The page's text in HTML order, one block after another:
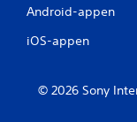
Android-appen
iOS-appen
© 2026 Sony